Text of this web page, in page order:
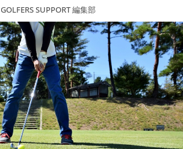
GOLFERS SUPPORT 編集部